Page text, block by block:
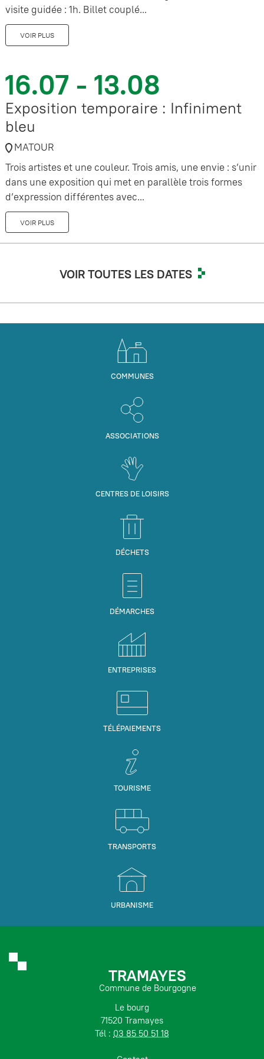
visite guidée : 1h. Billet couplé...
VOIR PLUS
16.07 - 13.08
Exposition temporaire : Infiniment
bleu
MATOUR
Trois artistes et une couleur. Trois amis, une envie : s’unir
dans une exposition qui met en parallèle trois formes
d’expression différentes avec...
VOIR PLUS
VOIR TOUTES LES DATES
COMMUNES
ASSOCIATIONS
CENTRES DE LOISIRS
DÉCHETS
DÉMARCHES
ENTREPRISES
TÉLÉPAIEMENTS
TOURISME
TRANSPORTS
URBANISME
TRAMAYES
Commune de Bourgogne
Le bourg
71520 Tramayes
Tél : 03 85 50 51 18